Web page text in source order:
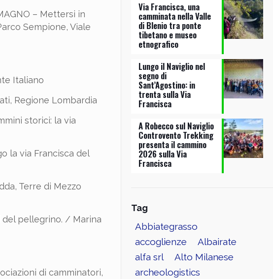
– Mettersi in
Sempione, Viale
Italiano
Regione Lombardia
storici: la via
la via Francisca del
Terre di Mezzo
del pellegrino. / Marina
di camminatori,
Via Francisca, una
camminata nella Valle
di Blenio tra ponte
tibetano e museo
etnografico
Lungo il Naviglio nel
segno di
Sant’Agostino: in
trenta sulla Via
Francisca
A Robecco sul Naviglio
Controvento Trekking
presenta il cammino
2026 sulla Via
Francisca
Tag
Abbiategrasso
accoglienze
Albairate
alfa srl
Alto Milanese
archeologistics